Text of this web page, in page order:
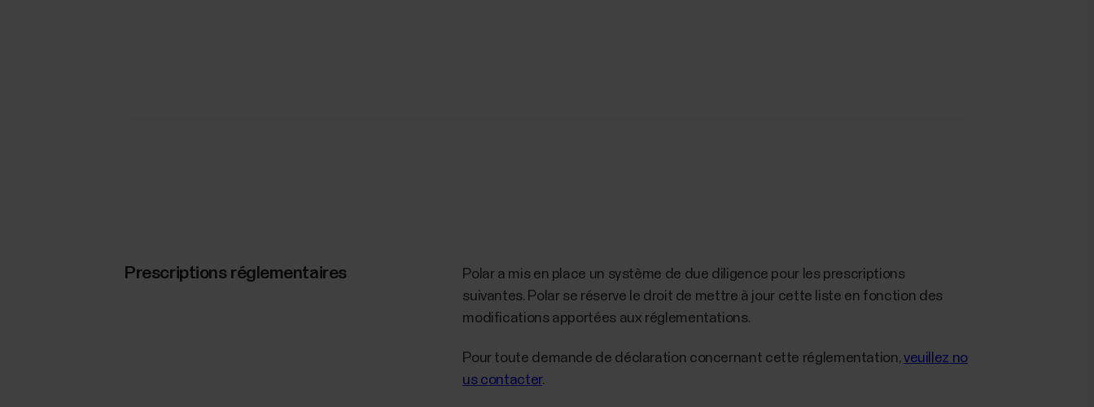
Prescriptions réglementaires
Polar a mis en place un système de due diligence pour les prescriptions
suivantes. Polar se réserve le droit de mettre à jour cette liste en fonction des
modifications apportées aux réglementations.
Pour toute demande de déclaration concernant cette réglementation,veuillez no
us contacter.